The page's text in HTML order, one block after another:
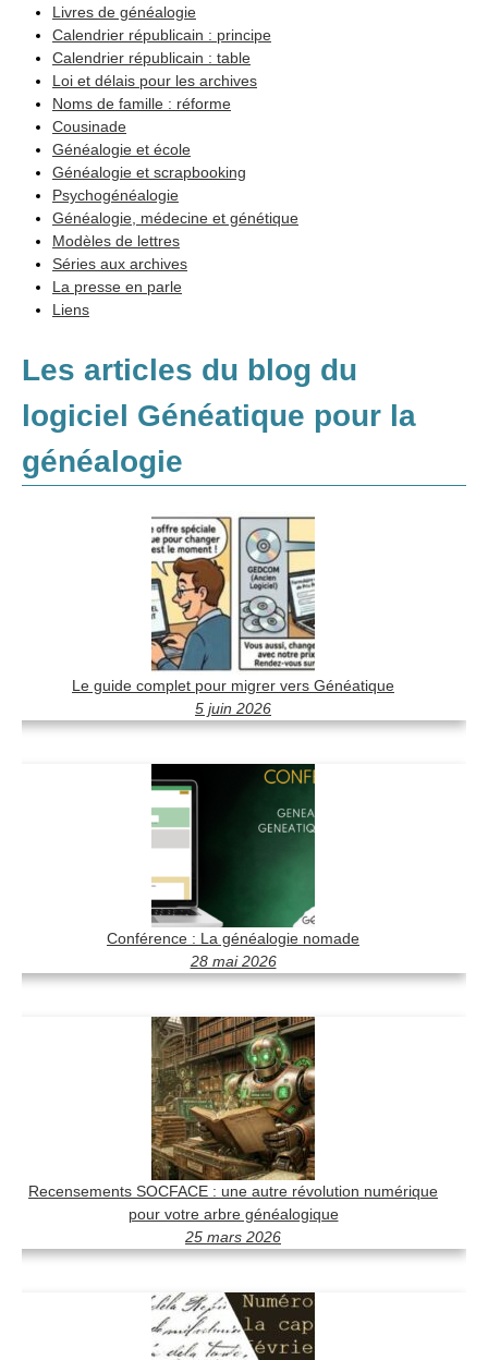
Logiciels et internet
Généalogie et Histoire
Généalogie à l'étranger
Livres de généalogie
Calendrier républicain : principe
Calendrier républicain : table
Loi et délais pour les archives
Noms de famille : réforme
Cousinade
Généalogie et école
Généalogie et scrapbooking
Psychogénéalogie
Généalogie, médecine et génétique
Modèles de lettres
Séries aux archives
La presse en parle
Liens
Les articles du blog du
logiciel Généatique pour la
généalogie
Le guide complet pour migrer vers Généatique
5 juin 2026
Conférence : La généalogie nomade
28 mai 2026
Recensements SOCFACE : une autre révolution numérique
pour votre arbre généalogique
25 mars 2026